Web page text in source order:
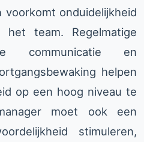
onduidelijkheid
team. Regelmatige
communicatie en
helpen
op een hoog niveau te
moet ook een
stimuleren,